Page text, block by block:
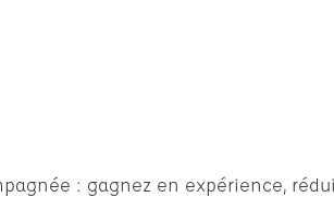
: gagnez en expérience,